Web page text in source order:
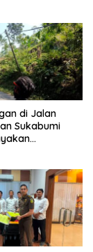
di Jalan
Sukabumi